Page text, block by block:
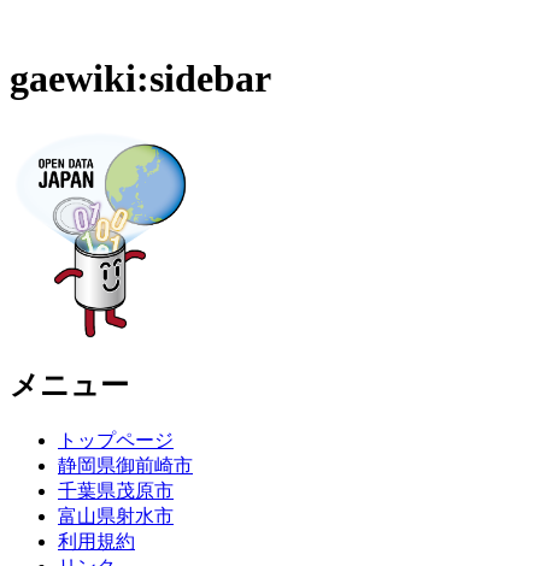
gaewiki:sidebar
メニュー
トップページ
静岡県御前崎市
千葉県茂原市
富山県射水市
利用規約